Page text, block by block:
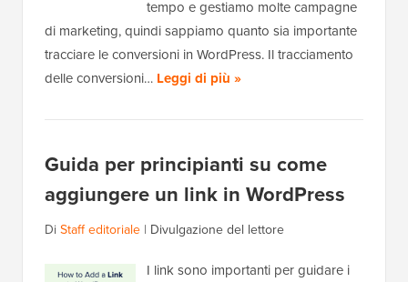
tempo e gestiamo molte campagne
di marketing, quindi sappiamo quanto sia importante
tracciare le conversioni in WordPress. Il tracciamento
delle conversioni… Leggi di più »
Guida per principianti su come
aggiungere un link in WordPress
DiStaff editoriale | Divulgazione del lettore
I link sono importanti per guidare i